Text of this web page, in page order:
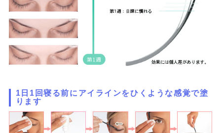
1日1回寝る前にアイラインをひくような感覚で塗
ります